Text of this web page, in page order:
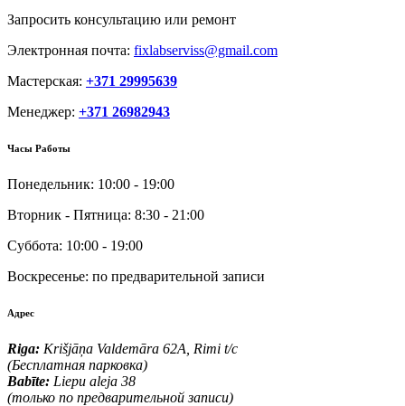
Запросить консультацию или ремонт
Электронная почта: fixlabserviss@gmail.com
Мастерская: +371 29995639
Менеджер: +371 26982943
Часы Работы
Понедельник: 10:00 - 19:00
Вторник - Пятница: 8:30 - 21:00
Суббота: 10:00 - 19:00
Воскресенье: по предварительной записи
Адрес
Riga: Krišjāņa Valdemāra 62A, Rimi t/c
(Бесплатная парковка)
Babīte: Liepu aleja 38
(только по предварительной записи)